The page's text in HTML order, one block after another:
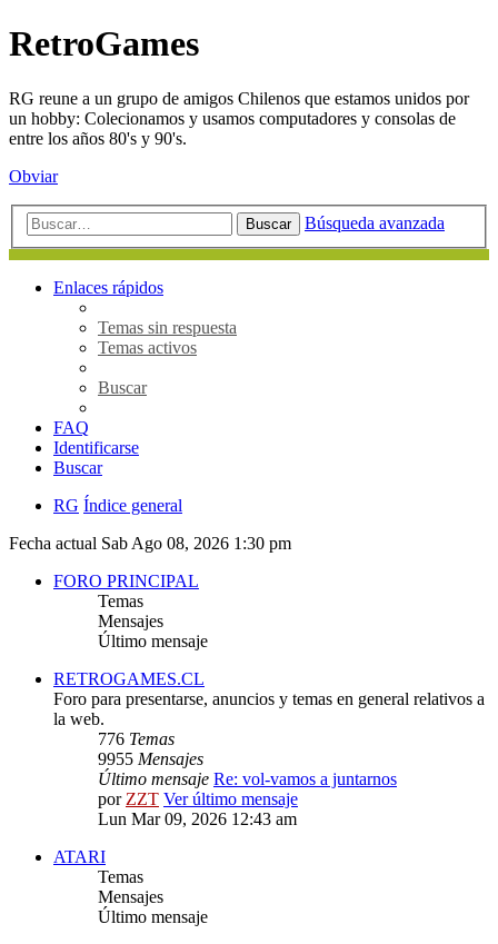
RetroGames
RG reune a un grupo de amigos Chilenos que estamos unidos por
un hobby: Colecionamos y usamos computadores y consolas de
entre los años 80's y 90's.
Obviar
Buscar Búsqueda avanzada
Enlaces rápidos
Temas sin respuesta
Temas activos
Buscar
FAQ
Identificarse
Buscar
RG Índice general
Fecha actual Sab Ago 08, 2026 1:30 pm
FORO PRINCIPAL
Temas
Mensajes
Último mensaje
RETROGAMES.CL
Foro para presentarse, anuncios y temas en general relativos a
la web.
776 Temas
9955 Mensajes
Último mensaje Re: vol-vamos a juntarnos
porZZT Ver último mensaje
Lun Mar 09, 2026 12:43 am
ATARI
Temas
Mensajes
Último mensaje